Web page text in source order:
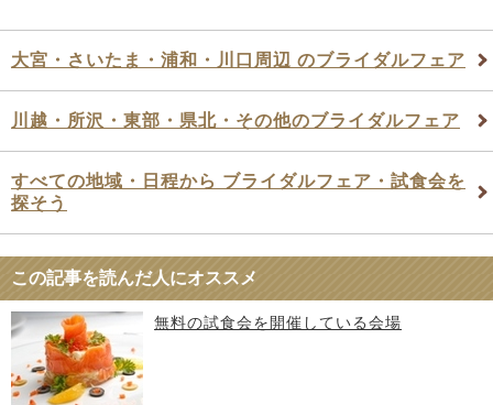
大宮・さいたま・浦和・川口周辺 のブライダルフェア
川越・所沢・東部・県北・その他のブライダルフェア
すべての地域・日程から ブライダルフェア・試食会を
探そう
この記事を読んだ人にオススメ
無料の試食会を開催している会場